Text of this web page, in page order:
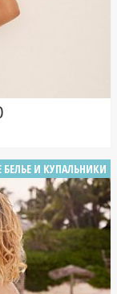
БЕЛЬЕ И КУПАЛЬНИКИ